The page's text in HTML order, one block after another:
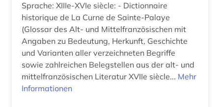
komödie (1)
konkordanz (3)
korpus (5)
korpus (8)
Sprache: XIIIe-XVIe siècle: - Dictionnaire
historique de La Curne de Sainte-Palaye
(Glossar des Alt- und Mittelfranzösischen mit
Angaben zu Bedeutung, Herkunft, Geschichte
und Varianten aller verzeichneten Begriffe
sowie zahlreichen Belegstellen aus der alt- und
mittelfranzösischen Literatur XVIIe siècle... Mehr
Informationen